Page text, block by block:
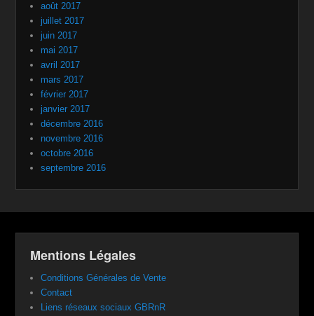
août 2017
juillet 2017
juin 2017
mai 2017
avril 2017
mars 2017
février 2017
janvier 2017
décembre 2016
novembre 2016
octobre 2016
septembre 2016
Mentions Légales
Conditions Générales de Vente
Contact
Liens réseaux sociaux GBRnR